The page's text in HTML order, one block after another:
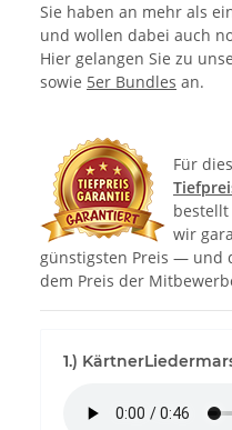
Sie haben an mehr als
und wollen dabei auch
Hier gelangen Sie zu
sowie 5er Bundles an.
Für
wir
günstigsten Preis — und
dem Preis der
1.)